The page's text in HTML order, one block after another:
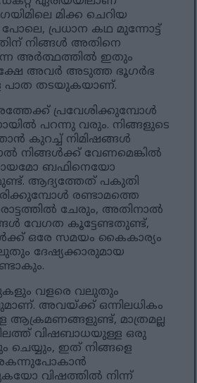
മിക്ക ചെറിയ
പ്രധാന കഥ മുന്നോട്ട്
നിങ്ങൾ അതിനെ
അർത്ഥത്തിൽ ഇതും
അവർ അടുത്ത ഭൂഗർഭ
പാത തടയുകയാണ്.
പ്രവേശിക്കുമ്പോൾ
പറന്നു വരും. നിങ്ങളുടെ
കുറച്ച് നിമിഷങ്ങൾ
നിങ്ങൾക്ക് വേണമെങ്കിൽ
ബഫിനെയോ
ആദ്യത്തേത് പകുതി
രണ്ടാമത്തെ
ചേരും, അതിനാൽ
വേഗത കൂട്ടേണ്ടതുണ്ട്,
ഒരേ സമയം കൈകാര്യം
ദേഷ്യക്കാരുമായ
വളരെ വലുതും
അവയ്ക്ക് ഒന്നിലധികം
ആക്രമണങ്ങളുണ്ട്, മാത്രമല്ല
വിഷബാധയുള്ള ഒരു
ചെയ്യും, ഇത് നിങ്ങളെ
വിഷത്തിൽ നിന്ന്